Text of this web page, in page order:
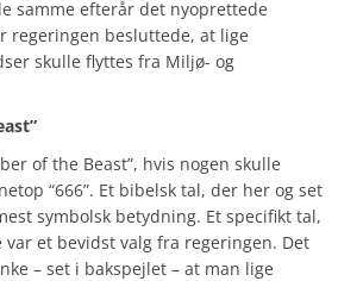
samme efterår det nyoprettede
besluttede, at lige
skulle flyttes fra Miljø- og
of the Beast”, hvis nogen skulle
“666”. Et bibelsk tal, der her og set
symbolsk betydning. Et specifikt tal,
var et bevidst valg fra regeringen. Det
– set i bakspejlet – at man lige